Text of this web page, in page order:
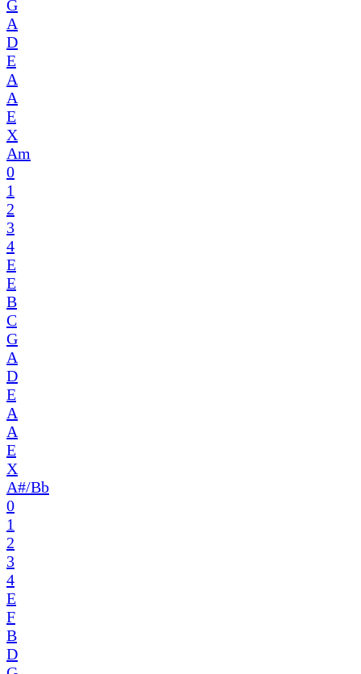
G
A
D
E
A
A
E
X
Am
0
1
2
3
4
E
E
B
C
G
A
D
E
A
A
E
X
A#/Bb
0
1
2
3
4
E
F
B
D